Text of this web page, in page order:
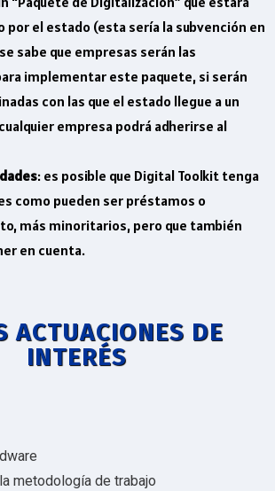
por el estado (esta sería la subvención en
sabe que empresas serán las
implementar este paquete, si serán
con las que el estado llegue a un
empresa podrá adherirse al
: es posible que Digital Toolkit tenga
como pueden ser préstamos o
más minoritarios, pero que también
en cuenta.
ACTUACIONES DE
INTERÉS
metodología de trabajo